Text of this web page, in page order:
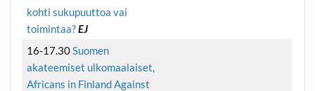
kohti sukupuuttoa vai
toimintaa?EJ
16-17.30Suomen
akateemiset ulkomaalaiset,
Africans in Finland Against